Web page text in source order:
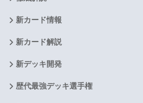
新カード情報
新カード解説
新デッキ開発
歴代最強デッキ選手権